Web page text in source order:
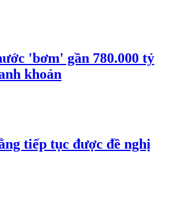
'bơm' gần 780.000 tỷ
khoản
tiếp tục được đề nghị